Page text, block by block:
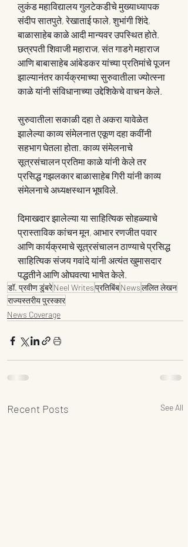
लुकंड महाविद्यालय गुलटेकडीचे मुख्याध्यापक
संदीप सातपुते, रेखाताई फाले, शुभांगी शिंदे,
बाळासाहेब काळे आदी मान्यवर उपस्थित होते.
छत्रपती शिवाजी महाराज, संत गाडगे महाराज
आणि बाबासाहेब आंबेडकर यांच्या प्रतिमांचे पूजन
झाल्यानंतर कार्यक्रमाच्या सुरुवातीला ज्योत्स्ना
काळे यांनी संविधानाच्या उद्देशिकेचे वाचन केले.
सुरुवातीला सकाळी दहा ते अकरा यावेळेत
झालेल्या काव्य संमेलनात एकूण दहा कवींनी
सहभाग घेतला होता. काव्य संमेलनाचे
सूत्रसंचालन प्रतिमा काळे यांनी केले तर
प्रसिद्ध गझलकार बाळासाहेब गिरी यांनी काव्य
संमेलनाचे अध्यक्षस्थान भूषविले.
दिमाखदार झालेल्या या साहित्यिक सोहळ्याचे
प्रास्ताविक कांचन मून, आभार रणजीत पवार
आणि कार्यक्रमाचे सूत्रसंचालन ठाण्याचे प्रसिद्ध
साहित्यिक संजय गवांदे यांनी अत्यंत खुमासदार
पद्धतीने आणि ओघवत्या भाषेत केले.
डॉ. प्रवीण डुंबरेNeel Writesप्रतिबिंबNewsललित लेखन
राज्यस्तरीय पुरस्कार
News Coverage
Recent Posts See All